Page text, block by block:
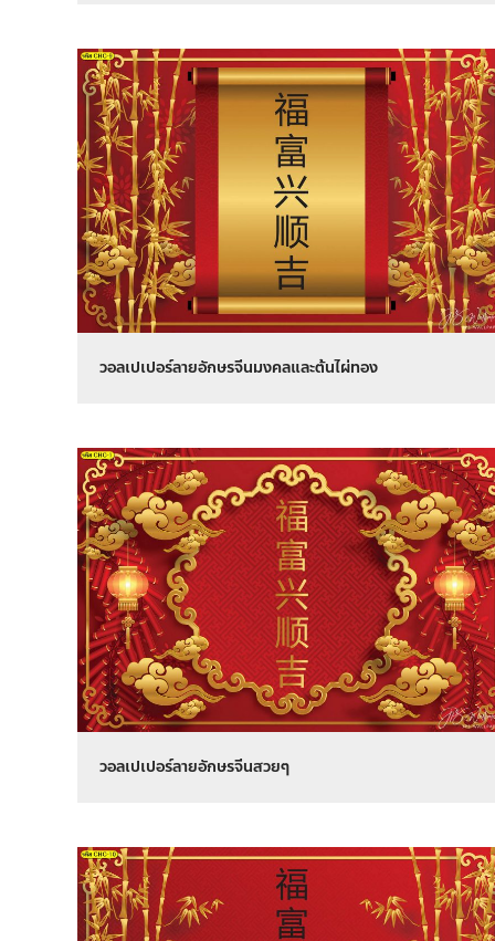
วอลเปเปอร์ลายอักษรจีนมงคลและต้นไผ่ทอง
วอลเปเปอร์ลายอักษรจีนสวยๆ